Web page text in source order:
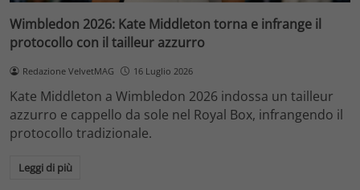
Wimbledon 2026: Kate Middleton torna e infrange il
protocollo con il tailleur azzurro
Redazione VelvetMAG 16 Luglio 2026
Kate Middleton a Wimbledon 2026 indossa un tailleur
azzurro e cappello da sole nel Royal Box, infrangendo il
protocollo tradizionale.
Leggi di più